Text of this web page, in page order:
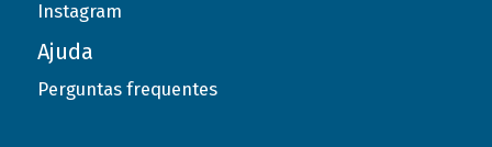
Instagram
Ajuda
Perguntas frequentes